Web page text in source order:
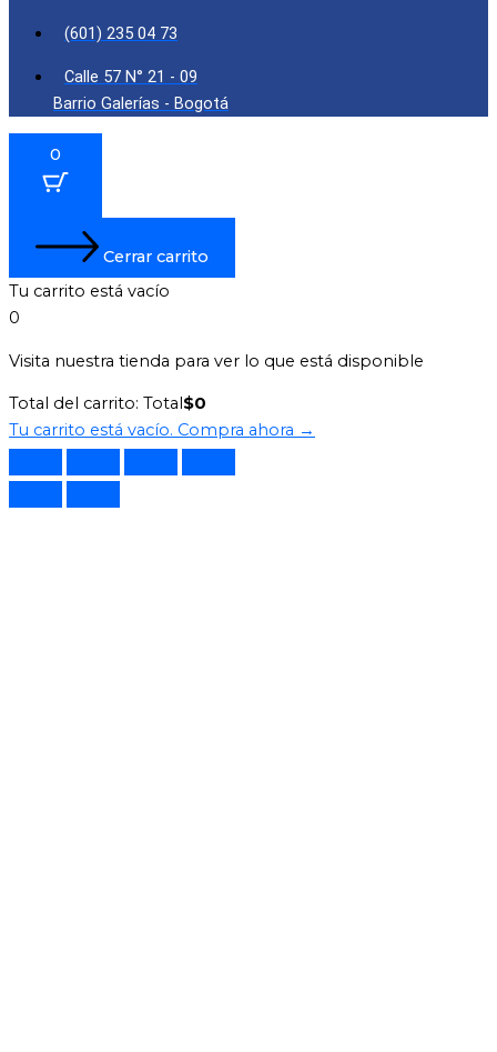
(601) 235 04 73
Calle 57 N° 21 - 09
Barrio Galerías - Bogotá
0
Cerrar carrito
Tu carrito está vacío
0
Visita nuestra tienda para ver lo que está disponible
Total del carrito: Total$0
Tu carrito está vacío. Compra ahora →